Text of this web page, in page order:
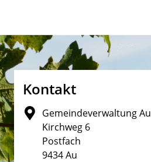
Fusszeile
Kontakt
Gemeindeverwaltung Au
Kirchweg 6
Postfach
9434 Au